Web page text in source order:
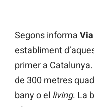
Segons informa
establiment
primer a
de 300 metres
bany o el living. La